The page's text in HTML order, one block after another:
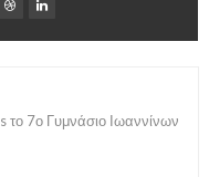
το 7ο Γυμνάσιο Ιωαννίνων